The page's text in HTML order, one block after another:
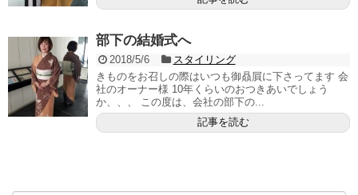
部下の結婚式へ
2018/5/6
スタイリング
きものをお召しの際はいつも御贔屓に下さってます 会
社のオーナー様 10年くらいのおつきあいでしょう
か、、、 この度は、会社の部下の...
記事を読む